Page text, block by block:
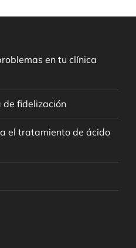
en tu clínica
fidelización
el tratamiento de ácido